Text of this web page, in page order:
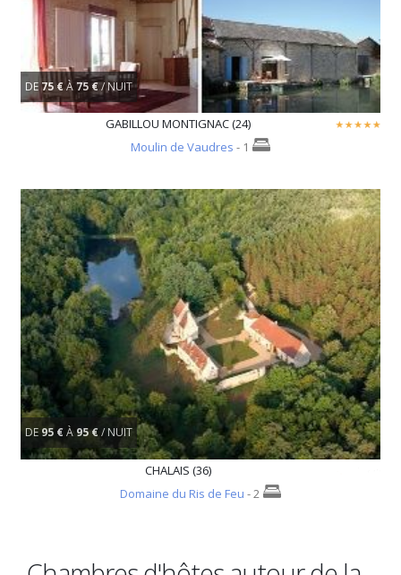
DE75 €À75 €/ NUIT
GABILLOU MONTIGNAC (24)
Moulin de Vaudres - 1
DE 95 €À 95 €/ NUIT
CHALAIS (36)
Domaine du Ris de Feu - 2